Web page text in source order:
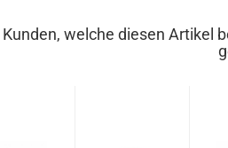
Kunden, welche diesen Artikel